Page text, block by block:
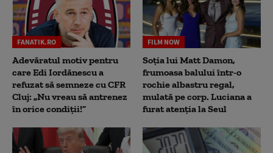
FANATIK.RO
Adevăratul motiv pentru
care Edi Iordănescu a
refuzat să semneze cu CFR
Cluj: „Nu vreau să antrenez
în orice condiții!”
FILM NOW
Soția lui Matt Damon,
frumoasa balului într-o
rochie albastru regal,
mulată pe corp. Luciana a
furat atenția la Seul